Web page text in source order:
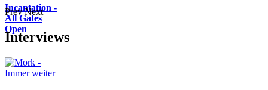
Incantation -
All Gates
Open
Prev Next
Interviews